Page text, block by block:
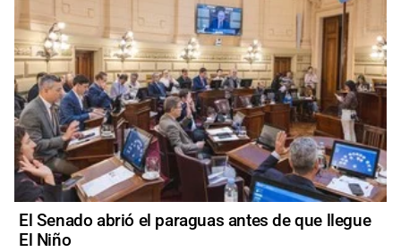
El Senado abrió el paraguas antes de que llegue
El Niño